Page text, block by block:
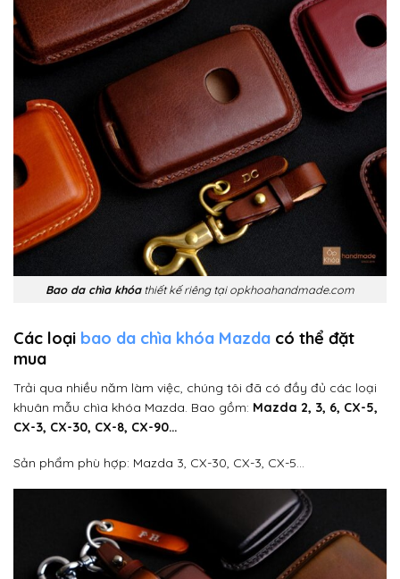
Bao da chìa khóathiết kế riêng tại opkhoahandmade.com
Các loại bao da chìa khóa Mazda có thể đặt
mua
Trải qua nhiều năm làm việc, chúng tôi đã có đầy đủ các loại
khuân mẫu chìa khóa Mazda. Bao gồm: Mazda 2, 3, 6, CX-5,
CX-3, CX-30, CX-8, CX-90…
Sản phẩm phù hợp: Mazda 3, CX-30, CX-3, CX-5…